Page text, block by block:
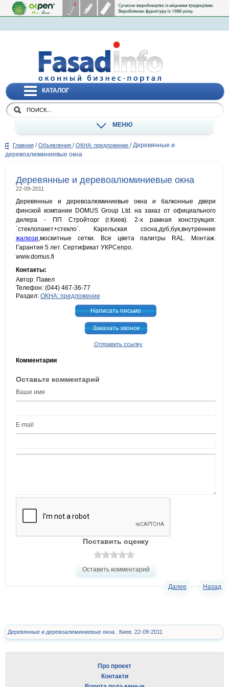
КАТАЛОГ
МЕНЮ
Главная / Объявления / ОКНА: предложение / Деревянные и
деревоалюминиевые окна
Деревянные и деревоалюминиевые окна
22-09-2011
Деревянные и деревоалюминиевые окна и балконные двери
финской компании DOMUS Group Ltd. на заказ от официального
дилера - ПП Стройторг (г.Киев). 2-х рамная конструкция:
`стеклопакет+стекло`. Карельская сосна,дуб,бук,внутренние
жалюзи,москитные сетки. Все цвета палитры RAL. Монтаж.
Гарантия 5 лет. Сертификат УКРСепро.
www.domus.fi
Контакты:
Автор: Павел
Телефон: (044) 467-36-77
Раздел: ОКНА: предложение
Написать письмо
Заказать звонок
Отправить ссылку
Комментарии
Оставьте комментарий
Ваше имя
E-mail
Поставить оценку
Оставить комментарий
Назад
Далее
Деревянные и деревоалюминиевые окна . Киев. 22-09-2011
Про проект
Контакти